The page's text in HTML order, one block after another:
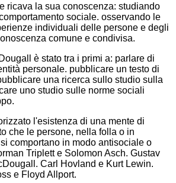
ricava la sua conoscenza: studiando
sociale. osservando le
individuali delle persone e degli
comune e condivisa.
è stato tra i primi a: parlare di
personale. pubblicare un testo di
una ricerca sullo studio sulla
uno studio sulle norme sociali
l'esistenza di una mente di
che le persone, nella folla o in
comportano in modo antisociale o
Triplett e Solomon Asch. Gustav
Carl Hovland e Kurt Lewin.
e Floyd Allport.